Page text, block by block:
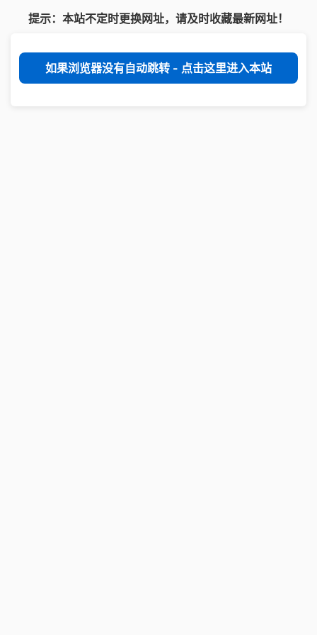
提示：本站不定时更换网址，请及时收藏最新网址！
如果浏览器没有自动跳转 - 点击这里进入本站